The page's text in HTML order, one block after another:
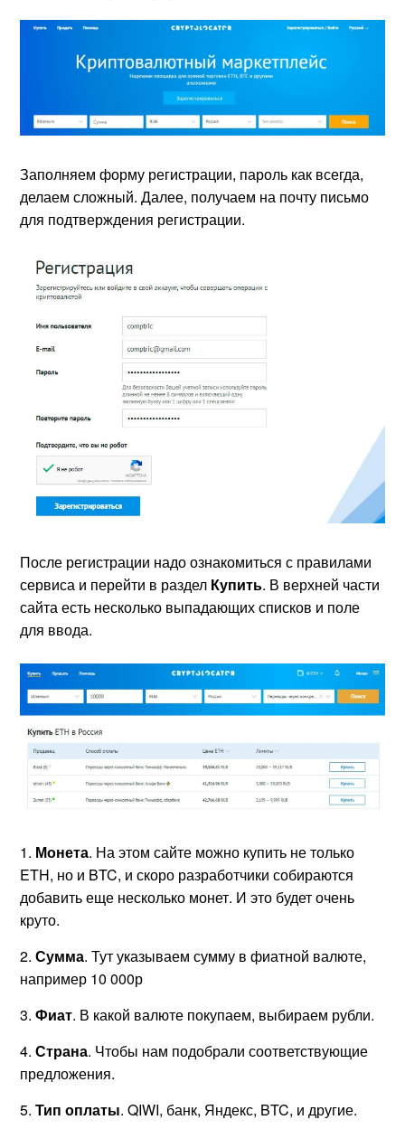
Заполняем форму регистрации, пароль как всегда,
делаем сложный. Далее, получаем на почту письмо
для подтверждения регистрации.
После регистрации надо ознакомиться с правилами
сервиса и перейти в раздел Купить. В верхней части
сайта есть несколько выпадающих списков и поле
для ввода.
1. Монета. На этом сайте можно купить не только
ETH, но и BTC, и скоро разработчики собираются
добавить еще несколько монет. И это будет очень
круто.
2.Сумма. Тут указываем сумму в фиатной валюте,
например 10 000р
3.Фиат. В какой валюте покупаем, выбираем рубли.
4.Страна. Чтобы нам подобрали соответствующие
предложения.
5.Тип оплаты. QIWI, банк, Яндекс, BTC, и другие.